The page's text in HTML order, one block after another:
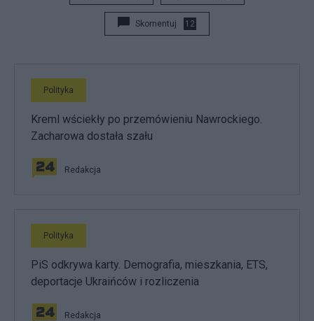
Skomentuj 12
Polityka
Kreml wściekły po przemówieniu Nawrockiego.
Zacharowa dostała szału
Redakcja
Polityka
PiS odkrywa karty. Demografia, mieszkania, ETS,
deportacje Ukraińców i rozliczenia
Redakcja